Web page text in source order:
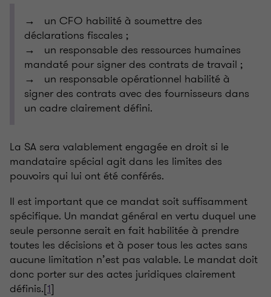
→ un CFO habilité à soumettre des
déclarations fiscales ;
→ un responsable des ressources humaines
mandaté pour signer des contrats de travail ;
→ un responsable opérationnel habilité à
signer des contrats avec des fournisseurs dans
un cadre clairement défini.
La SA sera valablement engagée en droit si le
mandataire spécial agit dans les limites des
pouvoirs qui lui ont été conférés.
Il est important que ce mandat soit suffisamment
spécifique. Un mandat général en vertu duquel une
seule personne serait en fait habilitée à prendre
toutes les décisions et à poser tous les actes sans
aucune limitation n’est pas valable. Le mandat doit
donc porter sur des actes juridiques clairement
définis.[1]